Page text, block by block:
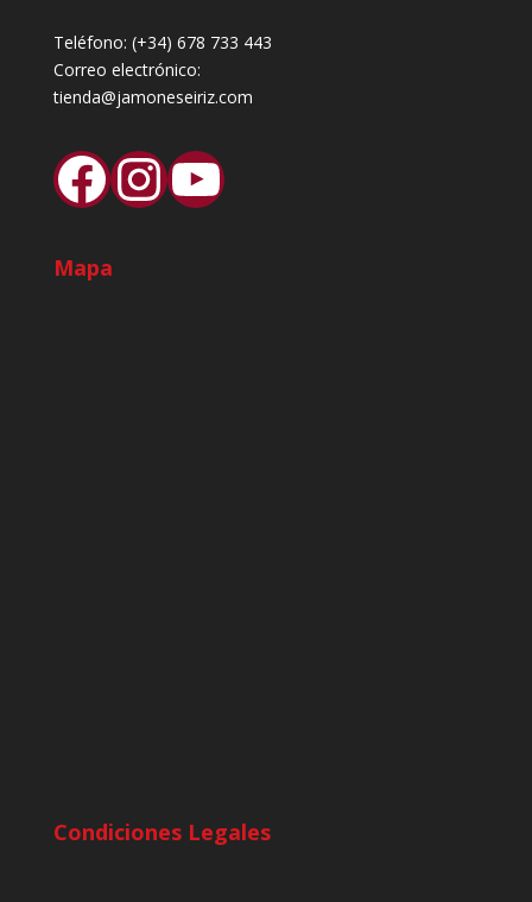
Teléfono: (+34) 678 733 443
Correo electrónico:
tienda@jamoneseiriz.com
Facebook
Instagram
YouTube
Mapa
Condiciones Legales